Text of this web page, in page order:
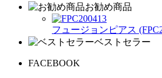
お勧め商品
フュージョンピアス
ベストセラー
FACEBOOK